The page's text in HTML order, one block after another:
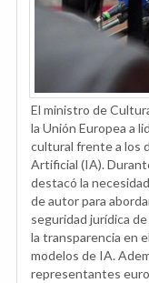
El ministro de
la Unión Europea a
cultural frente a los
Artificial (IA).
destacó la
de autor para
seguridad jurídica
la transparencia en
modelos de IA.
representantes